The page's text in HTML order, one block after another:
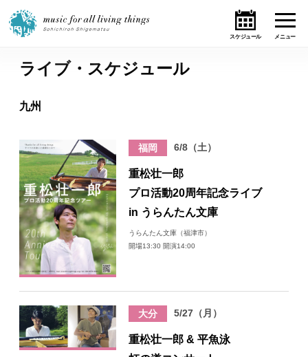
ホーム
テーマ
ライブ・スケジュール
作品
オンライン・ショップ
ギャラリー
日々のレポート
ライブ・スケジュール
九州
福岡 6/8（土）
重松壮一郎
プロ活動20周年記念ライブ
in うらんたん文庫
うらんたん文庫（福津市）
開場13:30 開演14:00
大分 5/27（月）
重松壮一郎 & 平魚泳